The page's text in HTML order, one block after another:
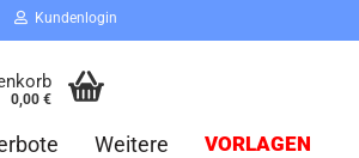
Kundenlogin
0,00 €
VORLAGEN
Weitere